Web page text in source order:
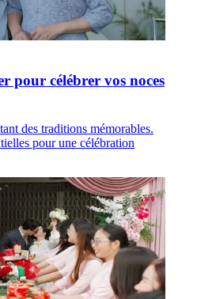
pour célébrer vos noces
des traditions mémorables.
pour une célébration